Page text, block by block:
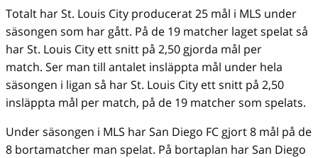
Totalt har St. Louis City producerat 25 mål i MLS under
säsongen som har gått. På de 19 matcher laget spelat så
har St. Louis City ett snitt på 2,50 gjorda mål per
match. Ser man till antalet insläppta mål under hela
säsongen i ligan så har St. Louis City ett snitt på 2,50
insläppta mål per match, på de 19 matcher som spelats.
Under säsongen i MLS har San Diego FC gjort 8 mål på de
8 bortamatcher man spelat. På bortaplan har San Diego